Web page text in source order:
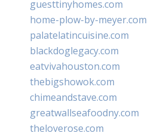
guesttinyhomes.com
home-plow-by-meyer.com
palatelatincuisine.com
blackdoglegacy.com
eatvivahouston.com
thebigshowok.com
chimeandstave.com
greatwallseafoodny.com
theloverose.com